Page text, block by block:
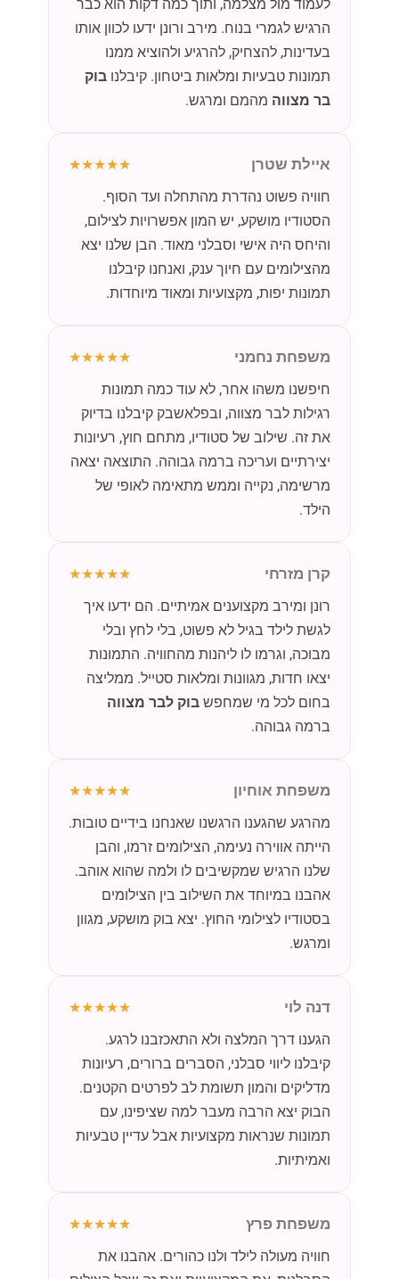
לעמוד מול מצלמה, ותוך כמה דקות הוא כבר
הרגיש לגמרי בנוח. מירב ורונן ידעו לכוון אותו
בעדינות, להצחיק, להרגיע ולהוציא ממנו
תמונות טבעיות ומלאות ביטחון. קיבלנו בוק
בר מצווה מהמם ומרגש.
איילת שטרן
★★★★★
חוויה פשוט נהדרת מהתחלה ועד הסוף.
הסטודיו מושקע, יש המון אפשרויות לצילום,
והיחס היה אישי וסבלני מאוד. הבן שלנו יצא
מהצילומים עם חיוך ענק, ואנחנו קיבלנו
תמונות יפות, מקצועיות ומאוד מיוחדות.
משפחת נחמני
★★★★★
חיפשנו משהו אחר, לא עוד כמה תמונות
רגילות לבר מצווה, ובפלאשבק קיבלנו בדיוק
את זה. שילוב של סטודיו, מתחם חוץ, רעיונות
יצירתיים ועריכה ברמה גבוהה. התוצאה יצאה
מרשימה, נקייה וממש מתאימה לאופי של
הילד.
קרן מזרחי
★★★★★
רונן ומירב מקצוענים אמיתיים. הם ידעו איך
לגשת לילד בגיל לא פשוט, בלי לחץ ובלי
מבוכה, וגרמו לו ליהנות מהחוויה. התמונות
יצאו חדות, מגוונות ומלאות סטייל. ממליצה
בחום לכל מי שמחפש בוק לבר מצווה
ברמה גבוהה.
משפחת אוחיון
★★★★★
מהרגע שהגענו הרגשנו שאנחנו בידיים טובות.
הייתה אווירה נעימה, הצילומים זרמו, והבן
שלנו הרגיש שמקשיבים לו ולמה שהוא אוהב.
אהבנו במיוחד את השילוב בין הצילומים
בסטודיו לצילומי החוץ. יצא בוק מושקע, מגוון
ומרגש.
דנה לוי
★★★★★
הגענו דרך המלצה ולא התאכזבנו לרגע.
קיבלנו ליווי סבלני, הסברים ברורים, רעיונות
מדליקים והמון תשומת לב לפרטים הקטנים.
הבוק יצא הרבה מעבר למה שציפינו, עם
תמונות שנראות מקצועיות אבל עדיין טבעיות
ואמיתיות.
משפחת פרץ
★★★★★
חוויה מעולה לילד ולנו כהורים. אהבנו את